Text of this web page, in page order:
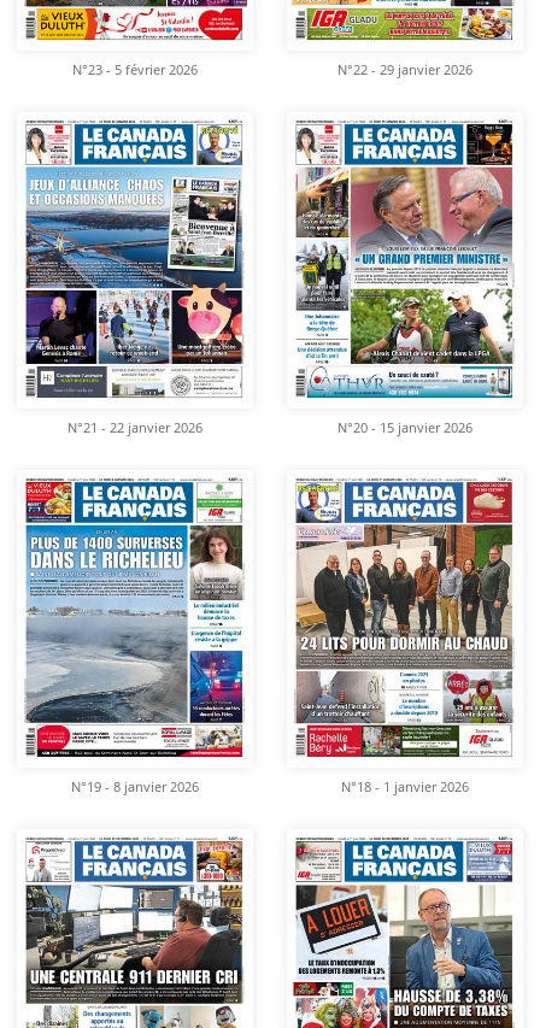
N°23 - 5 février 2026 N°22 - 29 janvier 2026
N°21 - 22 janvier 2026 N°20 - 15 janvier 2026
N°19 - 8 janvier 2026 N°18 - 1 janvier 2026